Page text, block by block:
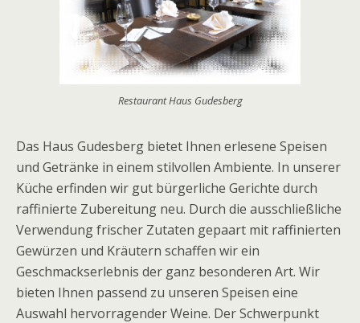
Restaurant Haus Gudesberg
Das Haus Gudesberg bietet Ihnen erlesene Speisen
und Getränke in einem stilvollen Ambiente. In unserer
Küche erfinden wir gut bürgerliche Gerichte durch
raffinierte Zubereitung neu. Durch die ausschließliche
Verwendung frischer Zutaten gepaart mit raffinierten
Gewürzen und Kräutern schaffen wir ein
Geschmackserlebnis der ganz besonderen Art. Wir
bieten Ihnen passend zu unseren Speisen eine
Auswahl hervorragender Weine. Der Schwerpunkt